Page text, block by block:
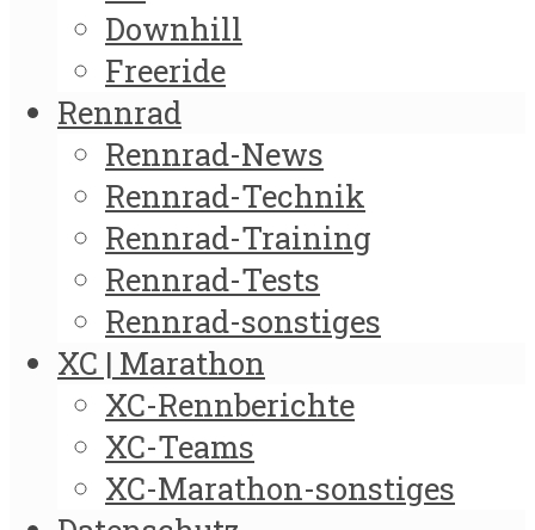
Downhill
Freeride
Rennrad
Rennrad-News
Rennrad-Technik
Rennrad-Training
Rennrad-Tests
Rennrad-sonstiges
XC | Marathon
XC-Rennberichte
XC-Teams
XC-Marathon-sonstiges